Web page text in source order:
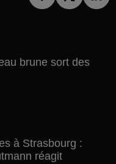
brune sort des
à Strasbourg :
réagit